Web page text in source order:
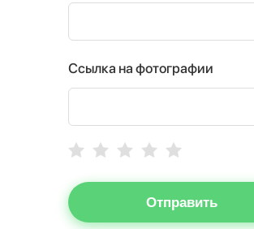
Ссылка на фотографии
Отправить